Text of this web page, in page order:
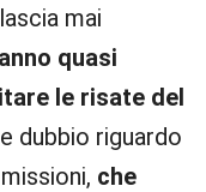
mai
quasi
le risate del
dubbio riguardo
che